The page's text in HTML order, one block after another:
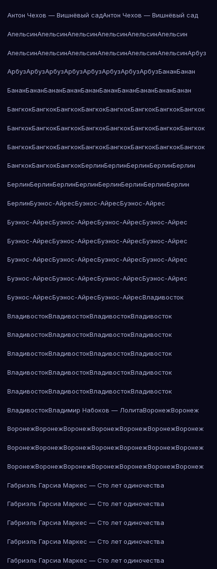
Антон Чехов — Вишнёвый садАнтон Чехов — Вишнёвый сад
АпельсинАпельсинАпельсинАпельсинАпельсинАпельсин
АпельсинАпельсинАпельсинАпельсинАпельсинАпельсинАрбуз
АрбузАрбузАрбузАрбузАрбузАрбузАрбузАрбузБананБанан
БананБананБананБананБананБананБананБананБананБанан
БангкокБангкокБангкокБангкокБангкокБангкокБангкокБангкок
БангкокБангкокБангкокБангкокБангкокБангкокБангкокБангкок
БангкокБангкокБангкокБангкокБангкокБангкокБангкокБангкок
БангкокБангкокБангкокБерлинБерлинБерлинБерлинБерлин
БерлинБерлинБерлинБерлинБерлинБерлинБерлинБерлин
БерлинБуэнос-АйресБуэнос-АйресБуэнос-Айрес
Буэнос-АйресБуэнос-АйресБуэнос-АйресБуэнос-Айрес
Буэнос-АйресБуэнос-АйресБуэнос-АйресБуэнос-Айрес
Буэнос-АйресБуэнос-АйресБуэнос-АйресБуэнос-Айрес
Буэнос-АйресБуэнос-АйресБуэнос-АйресБуэнос-Айрес
Буэнос-АйресБуэнос-АйресБуэнос-АйресВладивосток
ВладивостокВладивостокВладивостокВладивосток
ВладивостокВладивостокВладивостокВладивосток
ВладивостокВладивостокВладивостокВладивосток
ВладивостокВладивостокВладивостокВладивосток
ВладивостокВладивостокВладивостокВладивосток
ВладивостокВладимир Набоков — ЛолитаВоронежВоронеж
ВоронежВоронежВоронежВоронежВоронежВоронежВоронеж
ВоронежВоронежВоронежВоронежВоронежВоронежВоронеж
ВоронежВоронежВоронежВоронежВоронежВоронежВоронеж
Габриэль Гарсиа Маркес — Сто лет одиночества
Габриэль Гарсиа Маркес — Сто лет одиночества
Габриэль Гарсиа Маркес — Сто лет одиночества
Габриэль Гарсиа Маркес — Сто лет одиночества
Габриэль Гарсиа Маркес — Сто лет одиночества